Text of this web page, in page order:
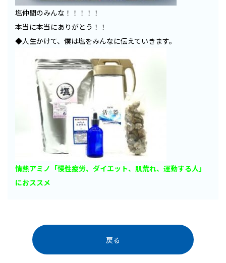
塩仲間のみんな！！！！！
本当に本当にありがとう！！
◆人生かけて、僕は塩をみんなに伝えていきます。
情熱アミノ「慢性疲労、ダイエット、肌荒れ、運動する人」
におススメ
戻る